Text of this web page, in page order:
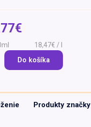
Recepty
18,47€ / l
Do košíka
Produkty značky